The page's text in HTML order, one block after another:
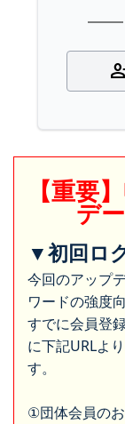
【重要
デ
▼初回ロ
今回のアップ
ワードの強度
すでに会員登
に下記URLよ
す。
①団体会員の